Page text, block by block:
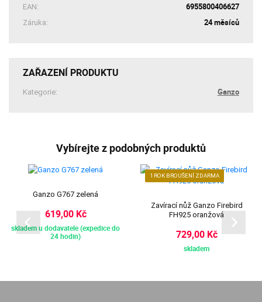
EAN: 6955800406627
Záruka: 24 měsíců
ZAŘAZENÍ PRODUKTU
Kategorie: Ganzo
Vybírejte z podobných produktů
Ganzo G767 zelená
619,00 Kč
skladem u dodavatele (expedice do
24 hodin)
1 ROK BROUŠENÍ ZDARMA
Zavírací nůž Ganzo Firebird
FH925 oranžová
729,00 Kč
skladem